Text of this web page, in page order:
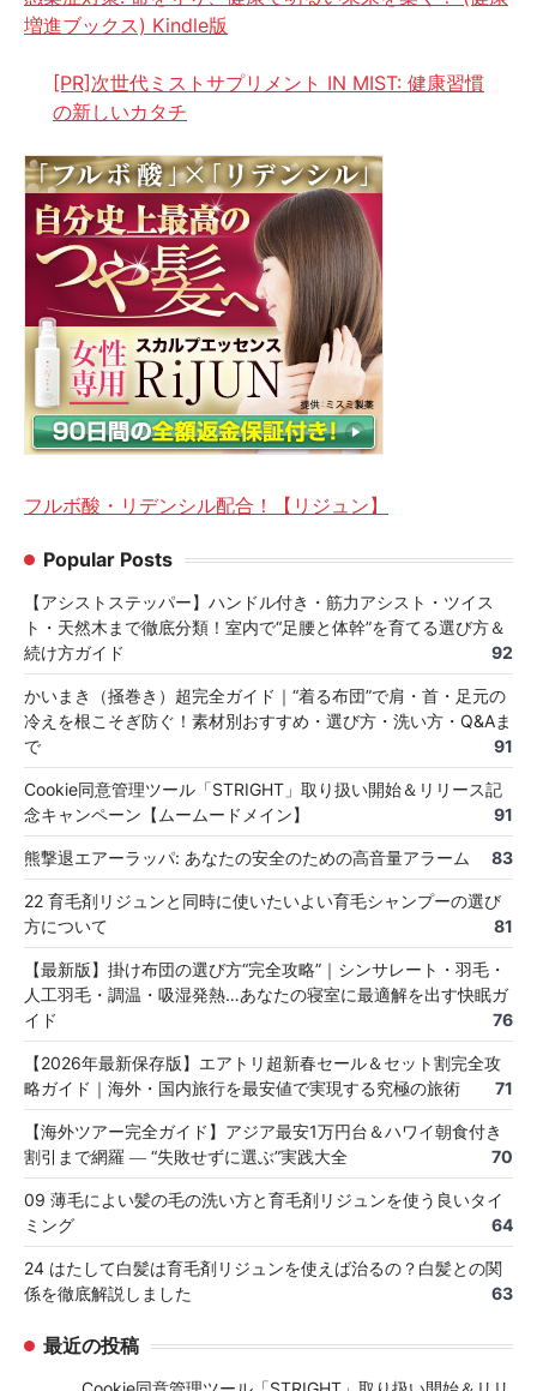
増進ブックス) Kindle版
[PR]次世代ミストサプリメント IN MIST: 健康習慣
の新しいカタチ
フルボ酸・リデンシル配合！【リジュン】
Popular Posts
【アシストステッパー】ハンドル付き・筋力アシスト・ツイス
ト・天然木まで徹底分類！室内で“足腰と体幹”を育てる選び方＆
続け方ガイド
92
かいまき（掻巻き）超完全ガイド｜“着る布団”で肩・首・足元の
冷えを根こそぎ防ぐ！素材別おすすめ・選び方・洗い方・Q&Aま
で
91
Cookie同意管理ツール「STRIGHT」取り扱い開始＆リリース記
念キャンペーン【ムームードメイン】
91
熊撃退エアーラッパ: あなたの安全のための高音量アラーム 83
22 育毛剤リジュンと同時に使いたいよい育毛シャンプーの選び
方について
81
【最新版】掛け布団の選び方“完全攻略”｜シンサレート・羽毛・
人工羽毛・調温・吸湿発熱…あなたの寝室に最適解を出す快眠ガ
イド
76
【2026年最新保存版】エアトリ超新春セール＆セット割完全攻
略ガイド｜海外・国内旅行を最安値で実現する究極の旅術
71
【海外ツアー完全ガイド】アジア最安1万円台＆ハワイ朝食付き
割引まで網羅 ― “失敗せずに選ぶ”実践大全
70
09 薄毛によい髪の毛の洗い方と育毛剤リジュンを使う良いタイ
ミング
64
24 はたして白髪は育毛剤リジュンを使えば治るの？白髪との関
係を徹底解説しました
63
最近の投稿